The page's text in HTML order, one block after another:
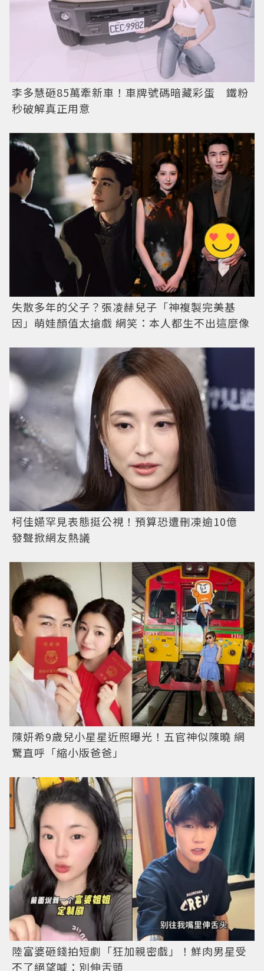
李多慧砸85萬牽新車！車牌號碼暗藏彩蛋 鐵粉
秒破解真正用意
失散多年的父子？張凌赫兒子「神複製完美基
因」萌娃顏值太搶戲 網笑：本人都生不出這麼像
柯佳嬿罕見表態挺公視！預算恐遭刪凍逾10億
發聲掀網友熱議
陳妍希9歲兒小星星近照曝光！五官神似陳曉 網
驚直呼「縮小版爸爸」
陸富婆砸錢拍短劇「狂加親密戲」！鮮肉男星受
不了絕望喊：別伸舌頭